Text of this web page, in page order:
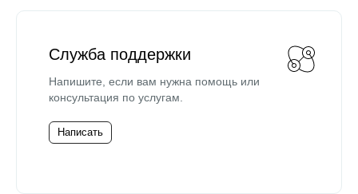
Служба поддержки
Напишите, если вам нужна помощь или
консультация по услугам.
Написать